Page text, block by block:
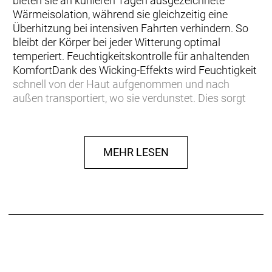
Wärmeisolation, während sie gleichzeitig eine
Überhitzung bei intensiven Fahrten verhindern. So
bleibt der Körper bei jeder Witterung optimal
temperiert. Feuchtigkeitskontrolle für anhaltenden
KomfortDank des Wicking-Effekts wird Feuchtigkeit
schnell von der Haut aufgenommen und nach
außen transportiert, wo sie verdunstet. Dies sorgt
Materialkombination aus einem weichen,
angerauten Polyester auf der Innenseite und einem
robusten, abriebfesten Polyamid auf der Außenseite
MEHR LESEN